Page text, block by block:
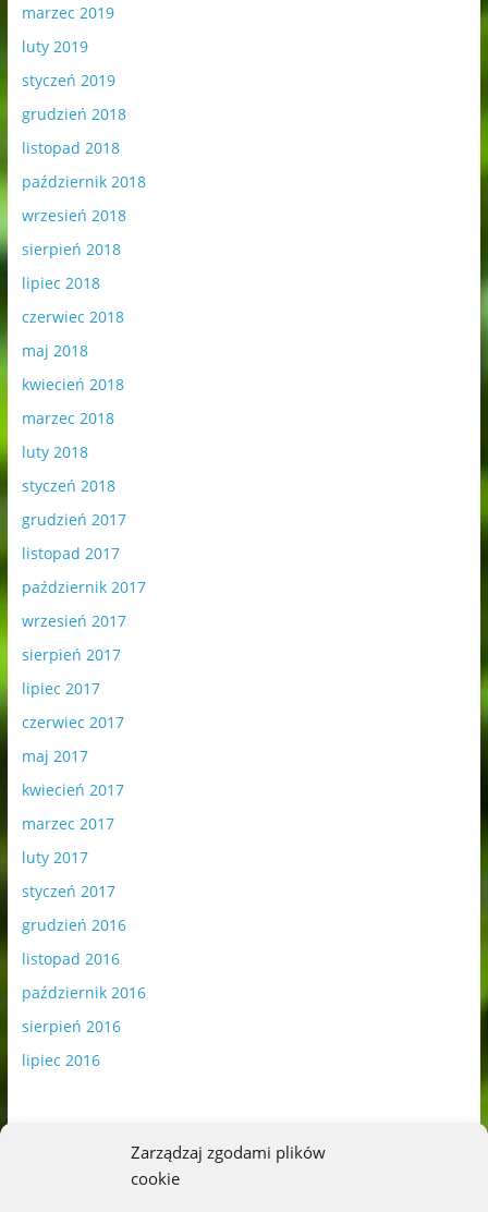
Zarządzaj zgodami plików
cookie
marzec 2019
luty 2019
styczeń 2019
grudzień 2018
listopad 2018
październik 2018
wrzesień 2018
sierpień 2018
lipiec 2018
czerwiec 2018
maj 2018
kwiecień 2018
marzec 2018
luty 2018
styczeń 2018
grudzień 2017
listopad 2017
październik 2017
wrzesień 2017
sierpień 2017
lipiec 2017
czerwiec 2017
maj 2017
kwiecień 2017
marzec 2017
luty 2017
styczeń 2017
grudzień 2016
listopad 2016
październik 2016
sierpień 2016
lipiec 2016